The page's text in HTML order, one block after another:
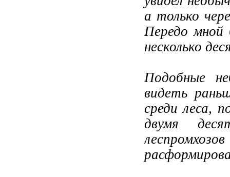
а только
Передо мной
несколько
Подобные
видеть
среди леса,
двумя